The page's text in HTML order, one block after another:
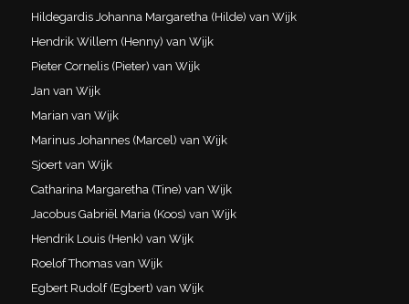
Hildegardis Johanna Margaretha (Hilde) van Wijk
Hendrik Willem (Henny) van Wijk
Pieter Cornelis (Pieter) van Wijk
Jan van Wijk
Marian van Wijk
Marinus Johannes (Marcel) van Wijk
Sjoert van Wijk
Catharina Margaretha (Tine) van Wijk
Jacobus Gabriël Maria (Koos) van Wijk
Hendrik Louis (Henk) van Wijk
Roelof Thomas van Wijk
Egbert Rudolf (Egbert) van Wijk